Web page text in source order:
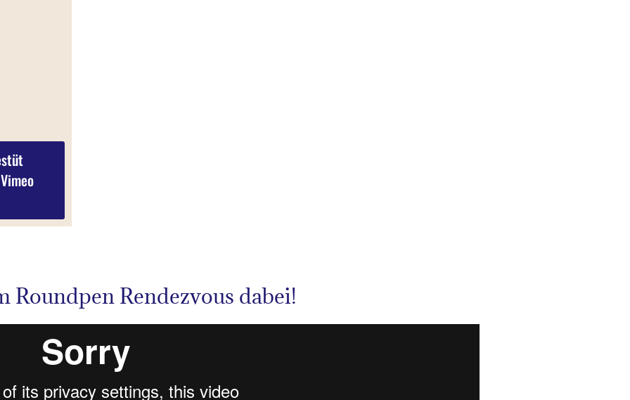
Roundpen Rendezvous dabei!